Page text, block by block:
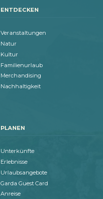
ENTDECKEN
Veranstaltungen
Natur
Kultur
Familienurlaub
Merchandising
Nachhaltigkeit
PLANEN
Unterkünfte
Erlebnisse
Urlaubsangebote
Garda Guest Card
Anreise